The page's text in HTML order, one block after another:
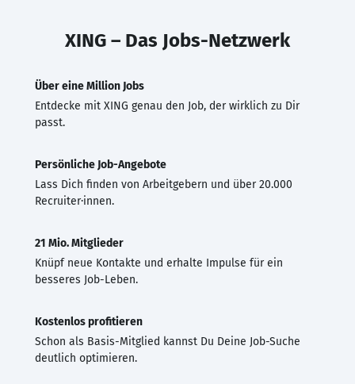
XING – Das Jobs-Netzwerk
Über eine Million Jobs
Entdecke mit XING genau den Job, der wirklich zu Dir
passt.
Persönliche Job-Angebote
Lass Dich finden von Arbeitgebern und über 20.000
Recruiter·innen.
21 Mio. Mitglieder
Knüpf neue Kontakte und erhalte Impulse für ein
besseres Job-Leben.
Kostenlos profitieren
Schon als Basis-Mitglied kannst Du Deine Job-Suche
deutlich optimieren.